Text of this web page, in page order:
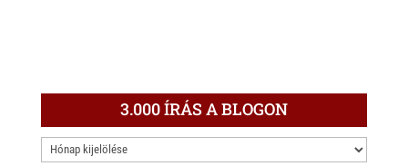
3.000 ÍRÁS A BLOGON
3.000